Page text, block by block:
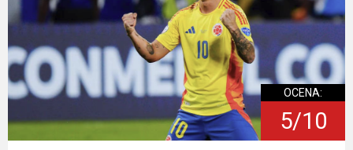
OCENA:
5/10